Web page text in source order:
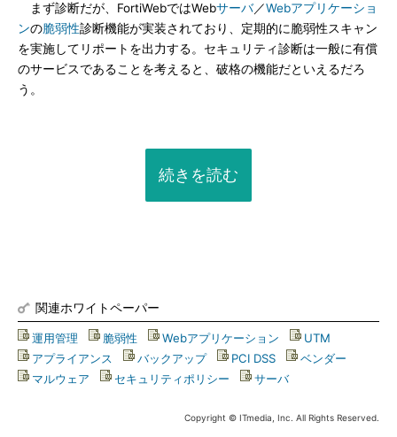
まず診断だが、FortiWebではWebサーバ／Webアプリケーショ
ンの脆弱性診断機能が実装されており、定期的に脆弱性スキャン
を実施してリポートを出力する。セキュリティ診断は一般に有償
のサービスであることを考えると、破格の機能だといえるだろ
う。
続きを読む
関連ホワイトペーパー
運用管理 脆弱性 Webアプリケーション UTM
アプライアンス
バックアップ| PCI DSS ベンダー
マルウェア
セキュリティポリシー サーバ
Copyright © ITmedia, Inc. All Rights Reserved.